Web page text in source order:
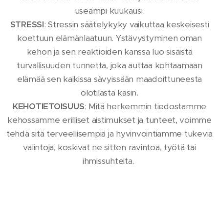
useampi kuukausi.
STRESSI: Stressin säätelykyky vaikuttaa keskeisesti
koettuun elämänlaatuun. Ystävystyminen oman
kehon ja sen reaktioiden kanssa luo sisäistä
turvallisuuden tunnetta, joka auttaa kohtaamaan
elämää sen kaikissa sävyissään maadoittuneesta
olotilasta käsin.
KEHOTIETOISUUS: Mitä herkemmin tiedostamme
kehossamme erilliset aistimukset ja tunteet, voimme
tehdä sitä terveellisempiä ja hyvinvointiamme tukevia
valintoja, koskivat ne sitten ravintoa, työtä tai
ihmissuhteita.